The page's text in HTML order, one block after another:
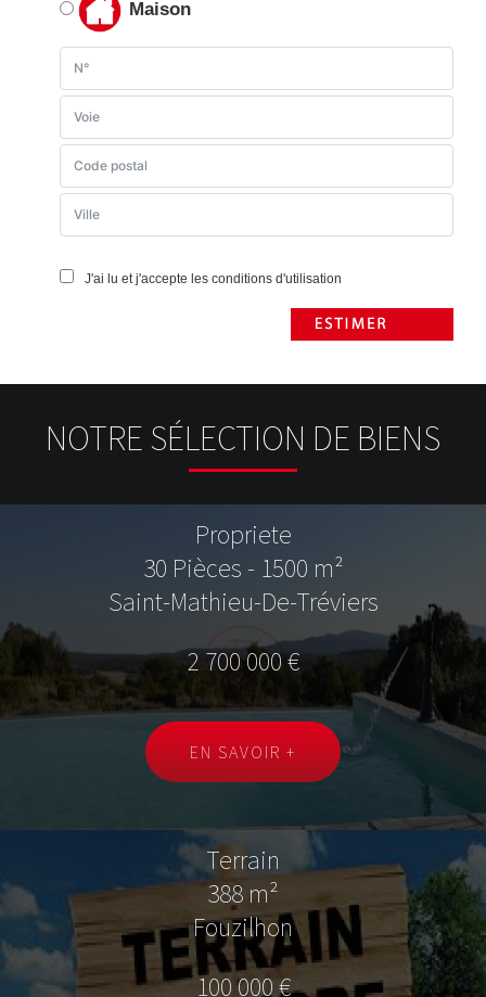
Maison
J'ai lu et j'accepte les conditions d'utilisation
NOTRE SÉLECTION DE BIENS
Propriete
30 Pièces - 1500 m²
Saint-Mathieu-De-Tréviers
2 700 000 €
EN SAVOIR +
Terrain
388 m²
Fouzilhon
100 000 €